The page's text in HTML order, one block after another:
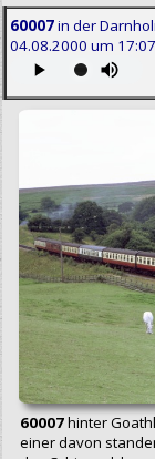
60007in der
04.08.2000 um
60007hinter
einer davon